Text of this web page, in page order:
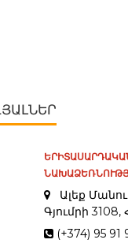
Ալեք
Գյումրի
(+374) 95 91